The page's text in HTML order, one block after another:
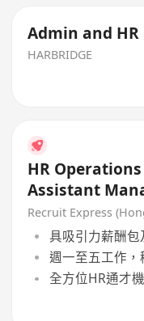
Admin and
HARBRIDGE
HR
Assistant
Recruit Express
具吸引力薪酬包
週一至五工作
全方位HR通才